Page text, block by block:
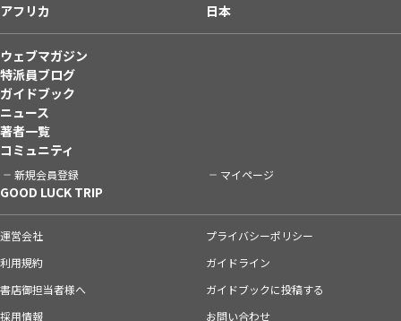
アフリカ
日本
ウェブマガジン
特派員ブログ
ガイドブック
ニュース
著者一覧
コミュニティ
新規会員登録 マイページ
GOOD LUCK TRIP
運営会社
プライバシーポリシー
利用規約
ガイドライン
書店御担当者様へ
ガイドブックに投稿する
採用情報
お問い合わせ